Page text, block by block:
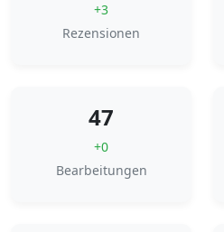
+3
Rezensionen
47
+0
Bearbeitungen